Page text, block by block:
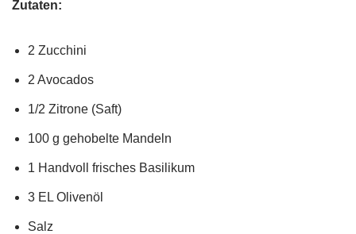
Zutaten:
2 Zucchini
2 Avocados
1/2 Zitrone (Saft)
100 g gehobelte Mandeln
1 Handvoll frisches Basilikum
3 EL Olivenöl
Salz